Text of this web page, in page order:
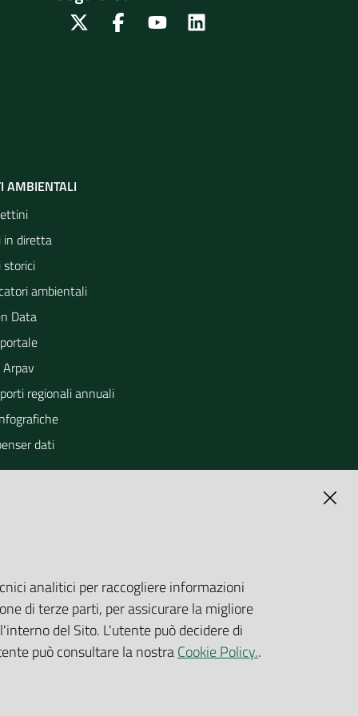
Twitter FacebookYoutube
AMBIENTALI
in diretta
storici
ambientali
Data
regionali annuali
dati
analitici per raccogliere informazioni
di terze parti, per assicurare la migliore
del Sito. L'utente può decidere di
può consultare la nostraCookie Policy..